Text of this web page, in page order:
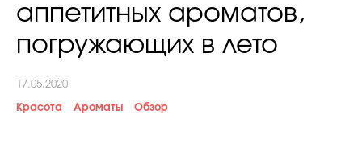
аппетитных ароматов,
погружающих в лето
17.05.2020
Красота Ароматы Обзор